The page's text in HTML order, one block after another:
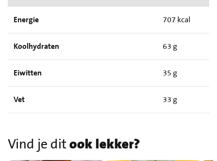
Energie 707 kcal
Koolhydraten 63 g
Eiwitten 35 g
Vet 33 g
Vind je ditook lekker?